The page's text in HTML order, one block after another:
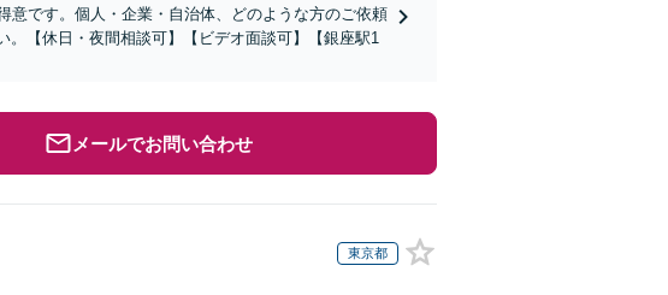
意です。個人・企業・自治体、どのような方のご依頼
【休日・夜間相談可】【ビデオ面談可】【銀座駅1
メールでお問い合わせ
東京都